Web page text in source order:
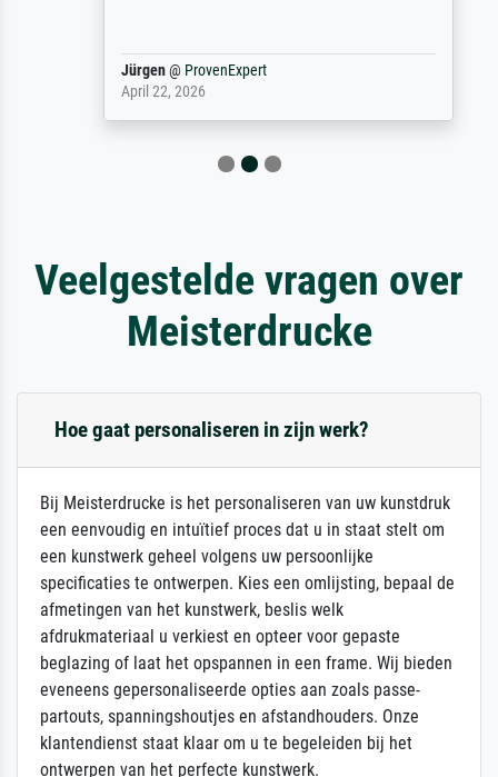
Jürgen@ProvenExpert
April 22, 2026
Veelgestelde vragen over
Meisterdrucke
Hoe gaat personaliseren in zijn werk?
Bij Meisterdrucke is het personaliseren van uw kunstdruk
een eenvoudig en intuïtief proces dat u in staat stelt om
een kunstwerk geheel volgens uw persoonlijke
specificaties te ontwerpen. Kies een omlijsting, bepaal de
afmetingen van het kunstwerk, beslis welk
afdrukmateriaal u verkiest en opteer voor gepaste
beglazing of laat het opspannen in een frame. Wij bieden
eveneens gepersonaliseerde opties aan zoals passe-
partouts, spanningshoutjes en afstandhouders. Onze
klantendienst staat klaar om u te begeleiden bij het
ontwerpen van het perfecte kunstwerk.